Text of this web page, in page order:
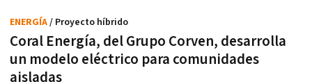
Coral Energía, del Grupo Corven, desarrolla
un modelo eléctrico para comunidades
aisladas
ENERGÍA/ Proyecto híbrido